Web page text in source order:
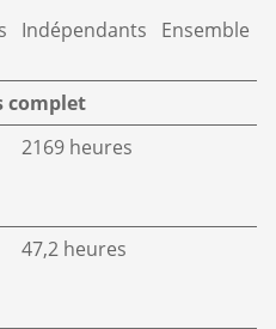
Indépendants Ensemble
complet
2169 heures
47,2 heures